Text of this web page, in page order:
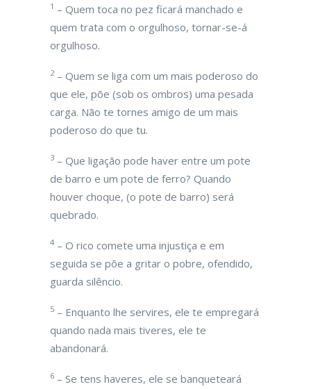
1 – Quem toca no pez ficará manchado e
quem trata com o orgulhoso, tornar-se-á
orgulhoso.
2– Quem se liga com um mais poderoso do
que ele, põe (sob os ombros) uma pesada
carga. Não te tornes amigo de um mais
poderoso do que tu.
3 – Que ligação pode haver entre um pote
de barro e um pote de ferro? Quando
houver choque, (o pote de barro) será
quebrado.
4 – O rico comete uma injustiça e em
seguida se põe a gritar o pobre, ofendido,
guarda silêncio.
5 – Enquanto lhe servires, ele te empregará
quando nada mais tiveres, ele te
abandonará.
6 – Se tens haveres, ele se banqueteará